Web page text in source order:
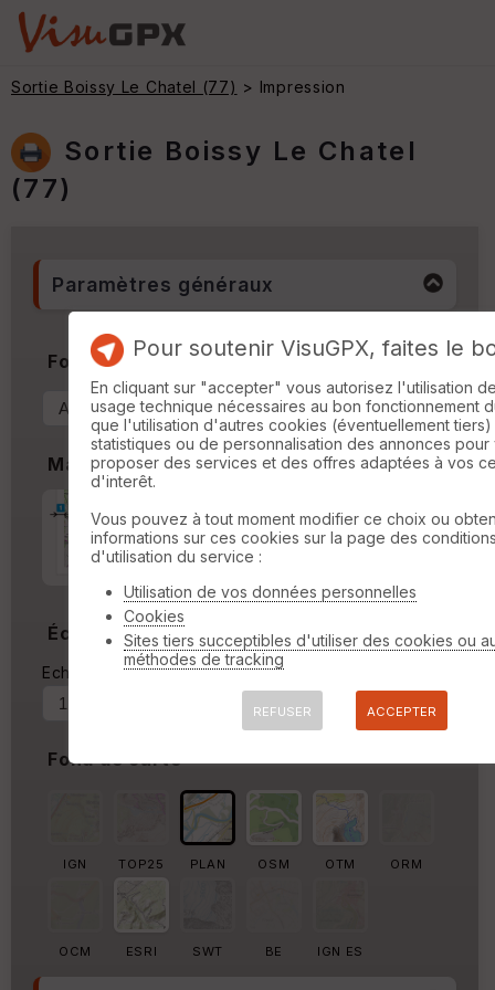
Sortie Boissy Le Chatel (77) > Impression
Sortie Boissy Le Chatel
(77)
Paramètres généraux
Format & Orientation
Marges
Marge autour de la trace
%
Échelle
Echelle actuelle : 1/35728
Fond de carte
IGN TOP25 PLAN OSM OTM ORM
OCM ESRI SWT BE IGN ES
Pour soutenir VisuGPX, faites le
En cliquant sur "accepter" vous autorisez l'utilisation
usage technique nécessaires au bon fonctionnement
que l'utilisation d'autres cookies (éventuellement
statistiques ou de personnalisation des annonces pour
proposer des services et des offres adaptées à vos
d'interêt.
Vous pouvez à tout moment modifier ce choix ou
informations sur ces cookies sur la page des
d'utilisation du service :
Utilisation de vos données personnelles
Cookies
Sites tiers succeptibles d'utiliser des cookies ou
méthodes de tracking
REFUSER ACCEPTER